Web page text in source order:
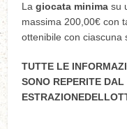
Lagiocata minima su
massima 200,00€ con
ottenibile con ciascuna
TUTTE LE
SONO REPERITE